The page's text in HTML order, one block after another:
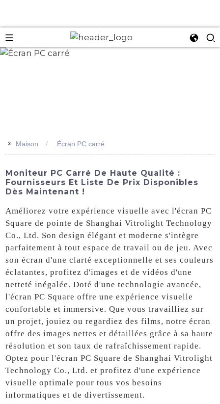
>> Maison Écran PC carré
Moniteur PC Carré De Haute Qualité :
Fournisseurs Et Liste De Prix Disponibles
Dès Maintenant !
Améliorez votre expérience visuelle avec l'écran PC
Square de pointe de Shanghai Vitrolight Technology
Co., Ltd. Son design élégant et moderne s'intègre
parfaitement à tout espace de travail ou de jeu. Avec
son écran d'une clarté exceptionnelle et ses couleurs
éclatantes, profitez d'images et de vidéos d'une
netteté inégalée. Doté d'une technologie avancée,
l'écran PC Square offre une expérience visuelle
confortable et immersive. Que vous travailliez sur
un projet, jouiez ou regardiez des films, notre écran
offre des images nettes et détaillées grâce à sa haute
résolution et son taux de rafraîchissement rapide.
Optez pour l'écran PC Square de Shanghai Vitrolight
Technology Co., Ltd. et profitez d'une expérience
visuelle optimale pour tous vos besoins
informatiques et de divertissement.